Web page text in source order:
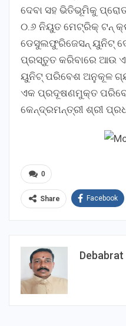
ଦେବା ସହ ଭିତିଭୂମିକୁ
୦.୬ ନିୟୁତ ମେଟ୍ରିକ୍ ଟନ୍
ଡେସୁଲଫୁରିଜେସନ୍ ୟୁନିଟ୍
ପ୍ରସ୍ତୁତ କରିବାରେ ଆଉ
ୟୁନିଟ୍ ପରିବେଶ ଅନୁକୂଳ
ଏକ ପ୍ରଦୂଷଣମୁକ୍ତ
କେନ୍ଦ୍ରମନ୍ତ୍ରୀ ଶ୍ରୀ
0
Share Facebook